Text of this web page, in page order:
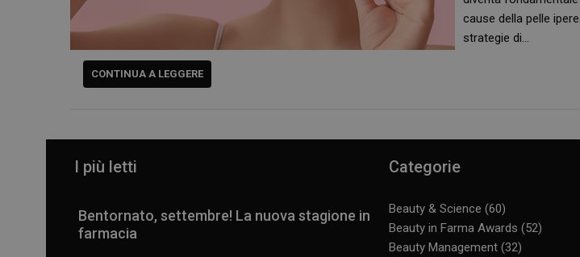
cause della pelle
strategie di…
CONTINUA A LEGGERE
I più letti
Bentornato, settembre! La nuova stagione in
farmacia
Categorie
Beauty & Science (60)
Beauty in Farma Awards (52)
Beauty Management(32)